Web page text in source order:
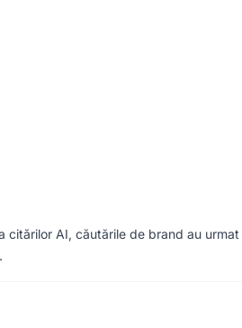
AI, căutările de brand au